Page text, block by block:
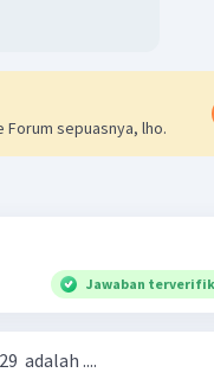
Forum sepuasnya, lho.
Jawaban
adalah ....